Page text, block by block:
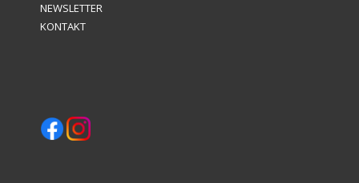
NEWSLETTER
KONTAKT